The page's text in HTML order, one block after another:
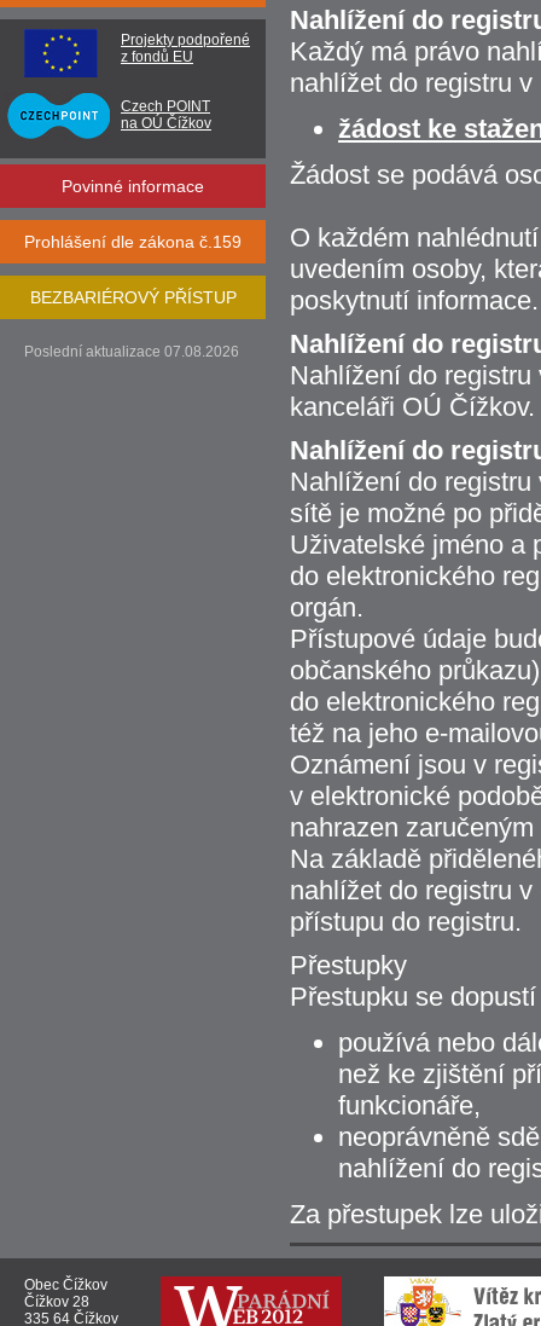
Nahlížení do
Každý má právo
nahlížet do registru
žádost ke
Žádost se podává
O každém
uvedením osoby,
poskytnutí informace.
Nahlížení do
Nahlížení do
kanceláři OÚ Čížkov.
Nahlížení do
Nahlížení do
sítě je možné po
Uživatelské jméno a
do elektronického
orgán.
Přístupové údaje
občanského
do elektronického
též na jeho e-
Oznámení jsou v
v elektronické
nahrazen
Na základě
nahlížet do registru
přístupu do registru.
Přestupky
Přestupku se
používá nebo
než ke zjištění
funkcionáře,
neoprávněně
nahlížení do
Za přestupek lze
Projekty podpořené
z fondů EU
Czech POINT
na OÚ Čížkov
Povinné informace
Prohlášení dle zákona č.159
BEZBARIÉROVÝ PŘÍSTUP
Poslední aktualizace 07.08.2026
Obec Čížkov
Čížkov 28
335 64 Čížkov